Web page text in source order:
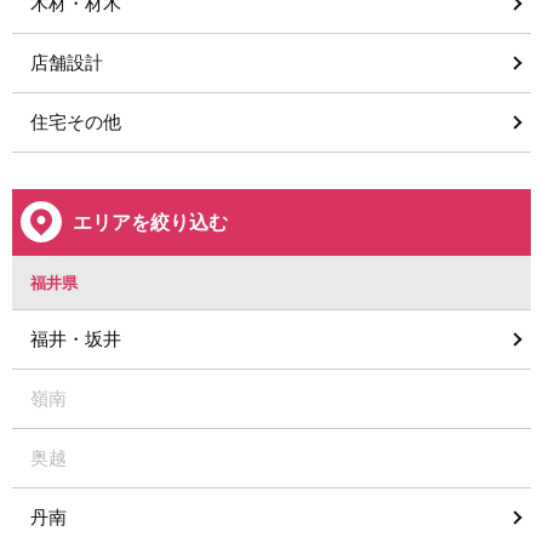
店舗設計
住宅その他
エリアを絞り込む
福井県
福井・坂井
嶺南
奥越
丹南